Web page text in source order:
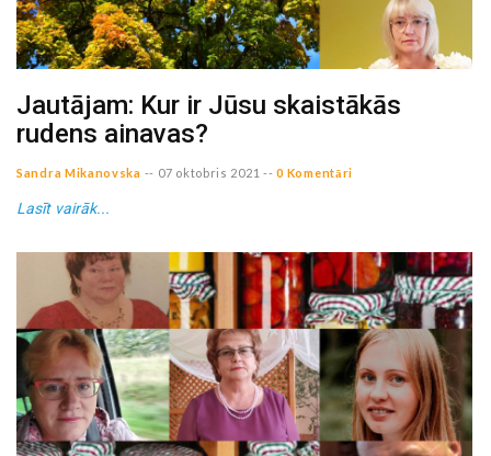
Jautājam: Kur ir Jūsu skaistākās
rudens ainavas?
Sandra Mikanovska -- 07 oktobris 2021 -- 0 Komentāri
Lasīt vairāk...